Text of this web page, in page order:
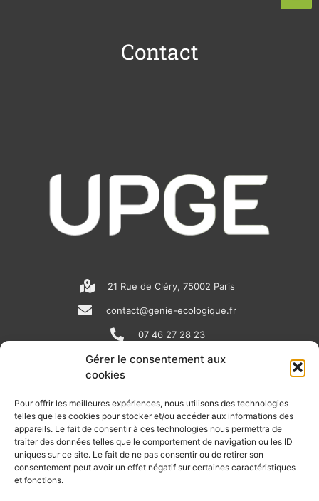
Gérer le consentement aux
cookies
Pour offrir les meilleures expériences, nous utilisons des technologies
telles que les cookies pour stocker et/ou accéder aux informations des
appareils. Le fait de consentir à ces technologies nous permettra de
traiter des données telles que le comportement de navigation ou les ID
uniques sur ce site. Le fait de ne pas consentir ou de retirer son
consentement peut avoir un effet négatif sur certaines caractéristiques
et fonctions.
Contact
21 Rue de Cléry, 75002 Paris
contact@genie-ecologique.fr
07 46 27 28 23
N
e
w
s
p
i
n
k
e
o
u
t
u
RECEVOIR L'ACTU DE LA FILIÈRE
Retrouvez tous les mois les articles terrain de nos adhérents, les
rendez-vous importants de la filière, nos offres de stages et